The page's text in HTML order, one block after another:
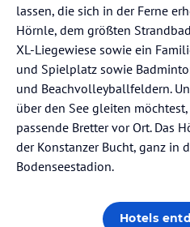
lassen, die sich in der Ferne
Hörnle, dem größten
XL-Liegewiese sowie ein
und Spielplatz sowie
und Beachvolleyballfeldern.
über den See gleiten
passende Bretter vor Ort. Das
der Konstanzer Bucht, ganz in
Bodenseestadion.
Hotels